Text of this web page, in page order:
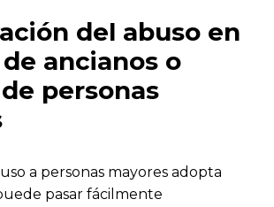
del abuso en
ancianos o
personas
a personas mayores adopta
pasar fácilmente